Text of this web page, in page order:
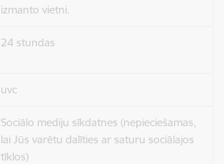
izmanto vietni.
24 stundas
uvc
Sociālo mediju sīkdatnes (nepieciešamas,
lai Jūs varētu dalīties ar saturu sociālajos
tīklos)